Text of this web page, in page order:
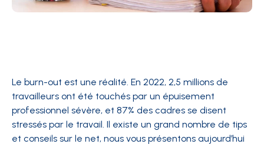
Le burn-out est une réalité. En 2022, 2,5 millions de
travailleurs ont été touchés par un épuisement
professionnel sévère, et 87% des cadres se disent
stressés par le travail. Il existe un grand nombre de tips
et conseils sur le net, nous vous présentons aujourd’hui